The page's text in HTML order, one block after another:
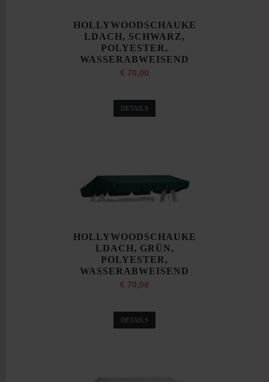
HOLLYWOODSCHAUKE
LDACH, SCHWARZ,
POLYESTER,
WASSERABWEISEND
€ 70,00
DETAILS
HOLLYWOODSCHAUKE
LDACH, GRÜN,
POLYESTER,
WASSERABWEISEND
€ 70,00
DETAILS